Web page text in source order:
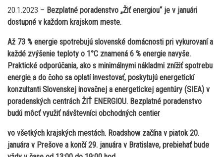
20.1.2023 – Bezplatné poradenstvo „Žiť energiou“ je v januári
dostupné v každom krajskom meste.
Až 73 % energie spotrebujú slovenské domácnosti pri vykurovaní a
každé zvýšenie teploty o 1°C znamená 6 % energie navyše.
Praktické odporúčania, ako s minimálnymi nákladmi znížiť spotrebu
energie a do čoho sa oplatí investovať, poskytujú energetickí
konzultanti Slovenskej inovačnej a energetickej agentúry (SIEA) v
poradenských centrách ŽIŤ ENERGIOU. Bezplatné poradenstvo
budú môcť využiť návštevníci obchodných centier
vo všetkých krajských mestách. Roadshow začína v piatok 20.
januára v Prešove a končí 29. januára v Bratislave, prebiehať bude